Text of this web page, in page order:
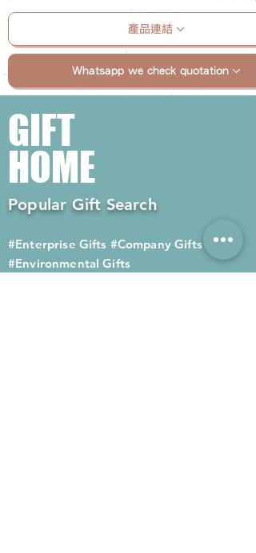
產品連結
Whatsapp we check quotation
GIFT
HOME
Popular Gift Search
#Enterprise Gifts #Company Gifts
#Environmental Gifts